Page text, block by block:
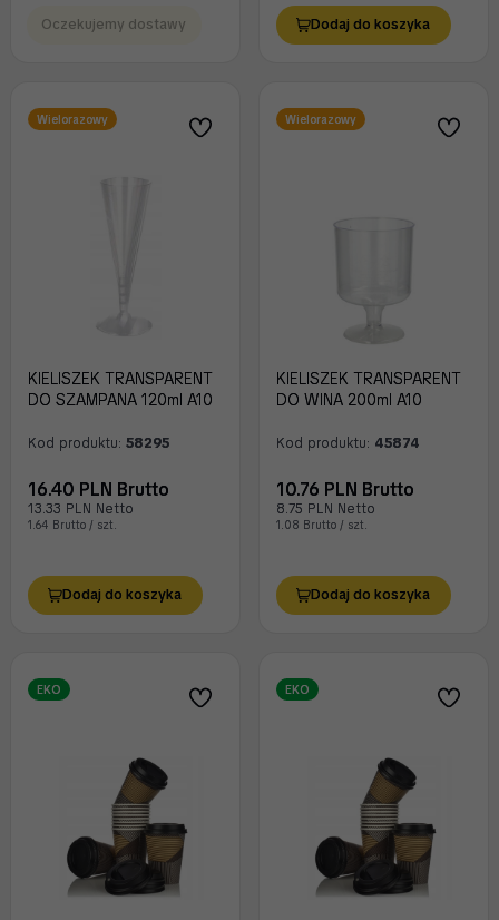
Oczekujemy dostawy Dodaj do koszyka
Wielorazowy
KIELISZEK TRANSPARENT
DO SZAMPANA 120ml A10
Kod produktu: 58295
16.40 PLN Brutto
13.33 PLN Netto
1.64 Brutto / szt.
Dodaj do koszyka
Wielorazowy
KIELISZEK TRANSPARENT
DO WINA 200ml A10
Kod produktu: 45874
10.76 PLN Brutto
8.75 PLN Netto
1.08 Brutto / szt.
Dodaj do koszyka
EKO EKO